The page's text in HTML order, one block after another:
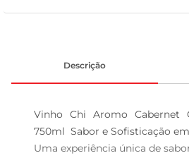
Descrição
Vinho Chi Aromo Cabernet
750ml  Sabor e Sofisticação
Uma experiência única de